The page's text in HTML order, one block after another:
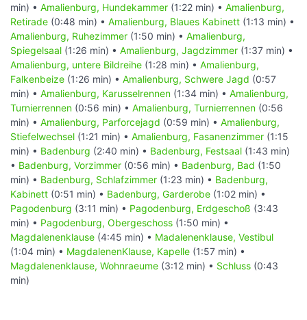
min) • Amalienburg, Hundekammer (1:22 min) • Amalienburg,
Retirade (0:48 min) • Amalienburg, Blaues Kabinett (1:13 min) •
Amalienburg, Ruhezimmer (1:50 min) • Amalienburg,
Spiegelsaal (1:26 min) • Amalienburg, Jagdzimmer (1:37 min) •
Amalienburg, untere Bildreihe (1:28 min) • Amalienburg,
Falkenbeize (1:26 min) • Amalienburg, Schwere Jagd (0:57
min) • Amalienburg, Karusselrennen (1:34 min) • Amalienburg,
Turnierrennen (0:56 min) • Amalienburg, Turnierrennen (0:56
min) • Amalienburg, Parforcejagd (0:59 min) • Amalienburg,
Stiefelwechsel (1:21 min) • Amalienburg, Fasanenzimmer (1:15
min) • Badenburg (2:40 min) • Badenburg, Festsaal (1:43 min)
• Badenburg, Vorzimmer (0:56 min) • Badenburg, Bad (1:50
min) • Badenburg, Schlafzimmer (1:23 min) • Badenburg,
Kabinett (0:51 min) • Badenburg, Garderobe (1:02 min) •
Pagodenburg (3:11 min) • Pagodenburg, Erdgeschoß (3:43
min) • Pagodenburg, Obergeschoss (1:50 min) •
Magdalenenklause (4:45 min) • Madalenenklause, Vestibul
(1:04 min) • MagdalenenKlause, Kapelle (1:57 min) •
Magdalenenklause, Wohnraeume (3:12 min) • Schluss (0:43
min)